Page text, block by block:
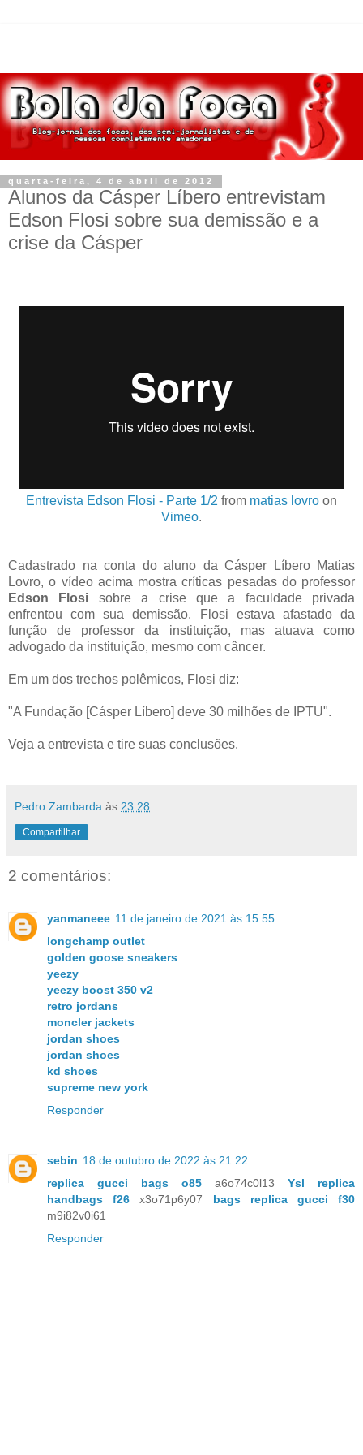
quarta-feira, 4 de abril de 2012
Alunos da Cásper Líbero entrevistam
Edson Flosi sobre sua demissão e a
crise da Cásper
Entrevista Edson Flosi - Parte 1/2 from matias lovro on
Vimeo.
Cadastrado na conta do aluno da Cásper Líbero Matias
Lovro, o vídeo acima mostra críticas pesadas do professor
Edson Flosi sobre a crise que a faculdade privada
enfrentou com sua demissão. Flosi estava afastado da
função de professor da instituição, mas atuava como
advogado da instituição, mesmo com câncer.
Em um dos trechos polêmicos, Flosi diz:
"A Fundação [Cásper Líbero] deve 30 milhões de IPTU".
Veja a entrevista e tire suas conclusões.
Pedro Zambarda às 23:28
Compartilhar
2 comentários:
yanmaneee 11 de janeiro de 2021 às 15:55
longchamp outlet
golden goose sneakers
yeezy
yeezy boost 350 v2
retro jordans
moncler jackets
jordan shoes
jordan shoes
kd shoes
supreme new york
Responder
sebin 18 de outubro de 2022 às 21:22
replica gucci bags o85 a6o74c0l13 Ysl replica
handbags f26 x3o71p6y07 bags replica gucci f30
m9i82v0i61
Responder